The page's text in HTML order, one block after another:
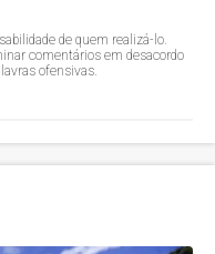
de quem realizá-lo.
comentários em desacordo
ofensivas.